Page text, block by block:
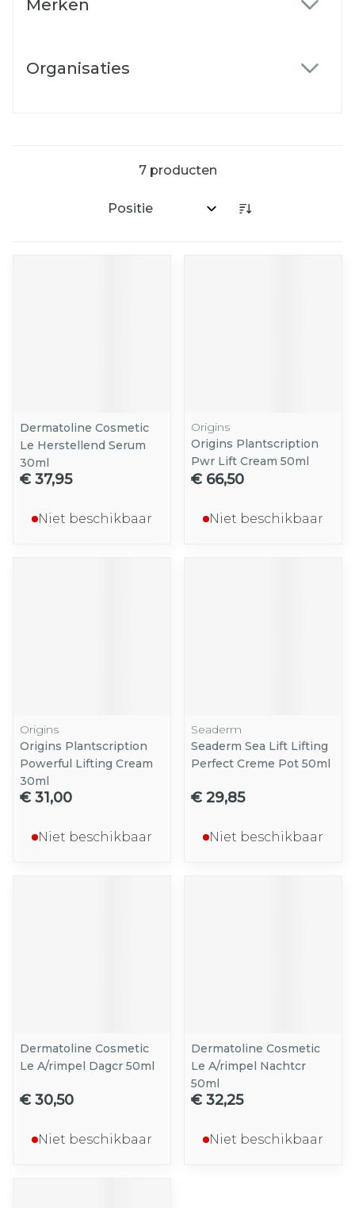
Merken
Organisaties
7producten
Sorteer op:
Dermatoline Cosmetic
Le Herstellend Serum
30ml
€ 37,95
Niet beschikbaar
Origins
Origins Plantscription
Pwr Lift Cream 50ml
€ 66,50
Niet beschikbaar
Origins
Origins Plantscription
Powerful Lifting Cream
30ml
€ 31,00
Niet beschikbaar
Seaderm
Seaderm Sea Lift Lifting
Perfect Creme Pot 50ml
€ 29,85
Niet beschikbaar
Dermatoline Cosmetic
Le A/rimpel Dagcr 50ml
€ 30,50
Niet beschikbaar
Dermatoline Cosmetic
Le A/rimpel Nachtcr
50ml
€ 32,25
Niet beschikbaar